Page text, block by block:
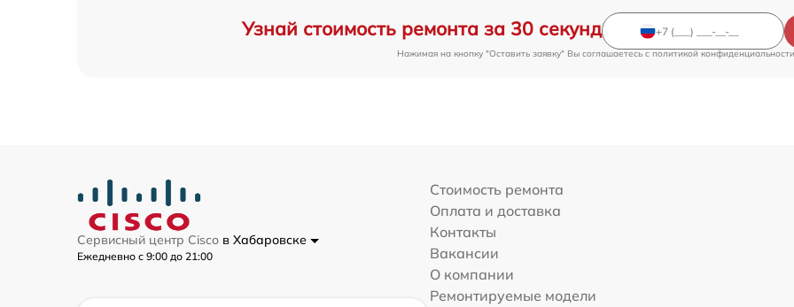
Узнай стоимость ремонта за 30 секунд
Нажимая на кнопку "Оставить заявку" Вы соглашаетесь cполитикой конфиденциальности
Сервисный центр Cisco в Хабаровске
Ежедневно с 9:00 до 21:00
Стоимость ремонта
Оплата и доставка
Контакты
Вакансии
О компании
Ремонтируемые модели